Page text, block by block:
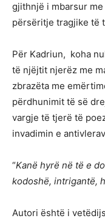
gjithnjë i mbarsur
përsëritje tragjike të
Për Kadriun, koha
të njëjtit njerëz me
zbrazëta me
përdhunimit të së
vargje të tjerë të
invadimin e
“Kanë hyrë në të e
kodoshë, intrigantë,
Autori është i